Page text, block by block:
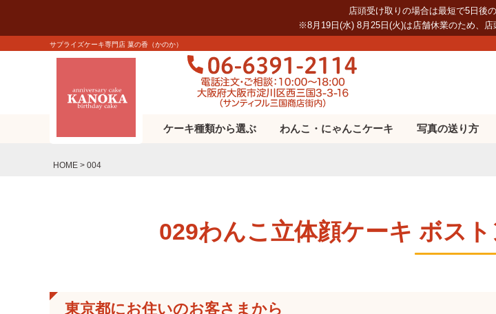
店頭受け取りの場合は最短で5日後
※8月19日(水) 8月25日(火)は店舗休業のため、店
サプライズケーキ専門店 菓の香（かのか）
ケーキ種類から選ぶ わんこ・にゃんこケーキ 写真の送り方
HOME 004
029わんこ立体顔ケーキ ボス
東京都にお住いのお客さまから